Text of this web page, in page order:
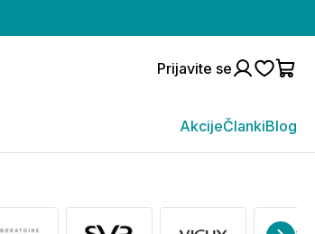
Prijavite se
AkcijeČlankiBlog